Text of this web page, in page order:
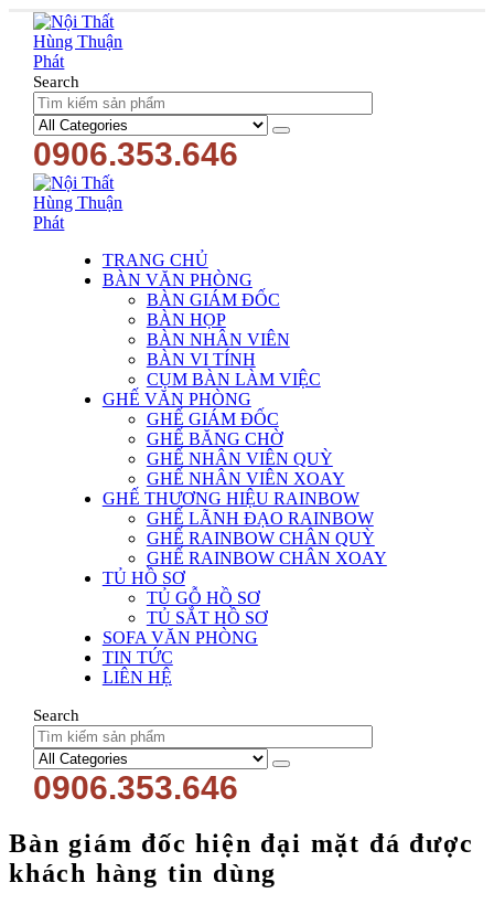
Search
0906.353.646
TRANG CHỦ
BÀN VĂN PHÒNG
BÀN GIÁM ĐỐC
BÀN HỌP
BÀN NHÂN VIÊN
BÀN VI TÍNH
CỤM BÀN LÀM VIỆC
GHẾ VĂN PHÒNG
GHẾ GIÁM ĐỐC
GHẾ BĂNG CHỜ
GHẾ NHÂN VIÊN QUỲ
GHẾ NHÂN VIÊN XOAY
GHẾ THƯƠNG HIỆU RAINBOW
GHẾ LÃNH ĐẠO RAINBOW
GHẾ RAINBOW CHÂN QUỲ
GHẾ RAINBOW CHÂN XOAY
TỦ HỒ SƠ
TỦ GỖ HỒ SƠ
TỦ SẮT HỒ SƠ
SOFA VĂN PHÒNG
TIN TỨC
LIÊN HỆ
Search
0906.353.646
Bàn giám đốc hiện đại mặt đá được
khách hàng tin dùng